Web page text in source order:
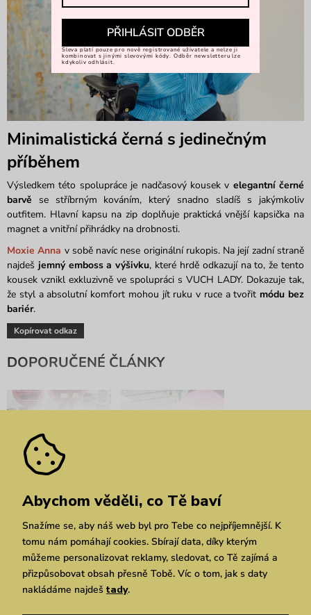
Minimalistická černá s jedinečným
příběhem
Výsledkem této spolupráce je nadčasový kousek v elegantní černé
barvě se stříbrným kováním, který snadno sladíš s jakýmkoliv
outfitem. Hlavní kapsu na zip doplňuje praktická vnější kapsička na
magnet a vnitřní přihrádky na drobnosti.
Moxie Anna v sobě navíc nese originální rukopis. Na její zadní straně
najdeš jemný emboss a výšivku, které hrdě odkazují na to, že tento
kousek vznikl exkluzivně ve spolupráci s VUCH LADY. Dokazuje tak,
že styl a absolutní komfort mohou jít ruku v ruce a tvořit módu bez
bariér.
Kopírovat odkaz
DOPORUČENÉ ČLÁNKY
Tipy na dárky: Inspiruj
se Aničky výběrem
Vuchlady 2025:
Slavnostní vyhlášení
Abychom věděli, co Tě baví
Snažíme se, aby náš web byl pro Tebe co nejpříjemnější. K
tomu nám pomáhají cookies. Sbírají data, díky kterým
můžeme personalizovat reklamy, sledovat, co Tě zajímá a
přizpůsobovat obsah přesně Tobě. Víc o tom, jak s daty
nakládáme najdeš tady.
PŘIHLÁSIT ODBĚR
Sleva platí pouze pro nově registrované uživatele a nelze ji
kombinovat s jinými slevovými kódy. Odběr newsletteru lze
kdykoliv odhlásit.